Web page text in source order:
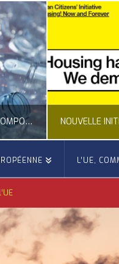
CLARIFICATION DES RÈGLES SUR LA COMPOSITION DES BOUTEILLES PLASTIQUES
ACTUALITÉ DE L'UNION
L’UE,